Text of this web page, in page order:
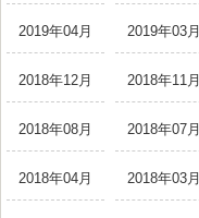
2019年04月 2019年03月
2018年12月 2018年11月
2018年08月 2018年07月
2018年04月 2018年03月